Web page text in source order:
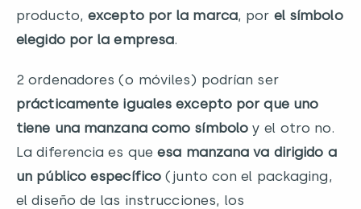
producto, excepto por la marca, por el símbolo
elegido por la empresa.
2 ordenadores (o móviles) podrían ser
prácticamente iguales excepto por que uno
tiene una manzana como símbolo y el otro no.
La diferencia es queesa manzana va dirigido a
un público específico (junto con el packaging,
el diseño de las instrucciones, los